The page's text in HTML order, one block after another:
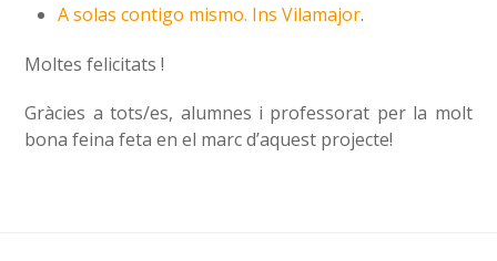
A solas contigo mismo. Ins Vilamajor.
Moltes felicitats !
Gràcies a tots/es, alumnes i professorat per la molt
bona feina feta en el marc d’aquest projecte!